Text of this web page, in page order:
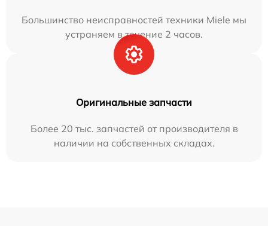
Большинство неисправностей техники Miele мы
устраняем в течение 2 часов.
Оригинальные запчасти
Более 20 тыс. запчастей от производителя в
наличии на собственных складах.